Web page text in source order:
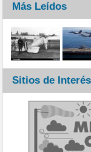
Más Leídos
Sitios de Interés